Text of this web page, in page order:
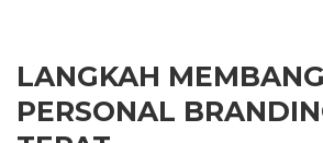
LANGKAH
PERSONAL